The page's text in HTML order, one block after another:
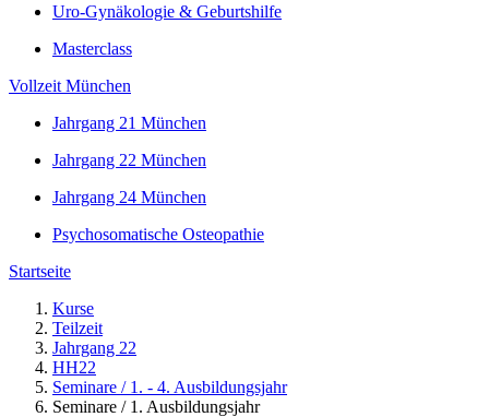
Uro-Gynäkologie & Geburtshilfe
Masterclass
Vollzeit München
Jahrgang 21 München
Jahrgang 22 München
Jahrgang 24 München
Psychosomatische Osteopathie
Startseite
Kurse
Teilzeit
Jahrgang 22
HH22
Seminare / 1. - 4. Ausbildungsjahr
Seminare / 1. Ausbildungsjahr